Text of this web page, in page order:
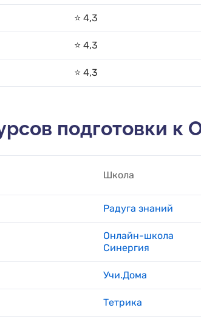
⭐️ 4,3
⭐️ 4,3
⭐️ 4,3
подготовки к
Школа
Радуга знаний
Онлайн-школа
Синергия
Учи.Дома
Тетрика